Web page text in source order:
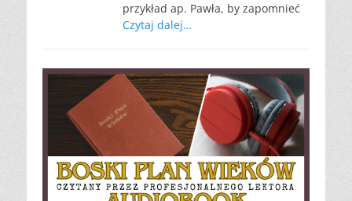
przykład ap. Pawła, by zapomnieć
Czytaj dalej…